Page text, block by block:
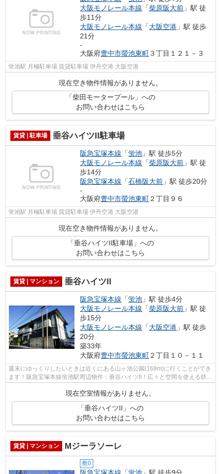
大阪モノレール本線 「柴原阪大前 」駅 徒
歩11分
大阪モノレール本線 「大阪空港 」駅 徒歩
21分
-
大阪府豊中市螢池東町３丁目１２１－３
蛍池駅 月極駐車場 賃貸駐車場 伊丹空港 大阪空港
現在空き物件情報がありません。
「柴田モータープール」への
お問い合わせはこちら
賃貸 | 駐車場 垂谷ハイツII駐車場
阪急宝塚本線 「蛍池 」駅 徒歩5分
大阪モノレール本線 「柴原阪大前 」駅 徒
歩14分
阪急宝塚本線 「石橋阪大前 」駅 徒歩20分
-
大阪府豊中市螢池東町２丁目９６
蛍池駅 月極駐車場 賃貸駐車場 伊丹空港 大阪空港
現在空き物件情報がありません。
「垂谷ハイツII駐車場」への
お問い合わせはこちら
賃貸 | マンション 垂谷ハイツII
阪急宝塚本線 「蛍池 」駅 徒歩4分
大阪モノレール本線 「柴原阪大前 」駅 徒
歩15分
大阪モノレール本線 「大阪空港 」駅 徒歩
20分
築33年
大阪府豊中市螢池東町２丁目１０－１１
週末にゆっくりしたいときは近くにある山ヶ池公園(168m)に行くことができ
ます！阪急宝塚本線蛍池駅周辺物件：垂谷ハイツII！広々と空間を使える鉄骨
造はいかがですか♪多くの方に好評の...
現在空室情報がありません。
「垂谷ハイツII」への
お問い合わせはこちら
賃貸 | マンション Mジーラソーレ
敷0